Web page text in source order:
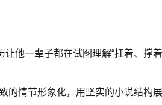
他一辈子都在试图理解“扛着、撑着
的情节形象化，用坚实的小说结构